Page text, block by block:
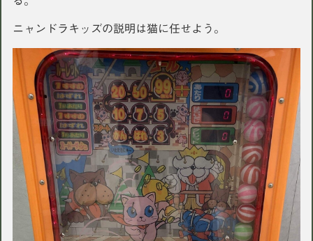
ニャンドラキッズの説明は猫に任せよう。